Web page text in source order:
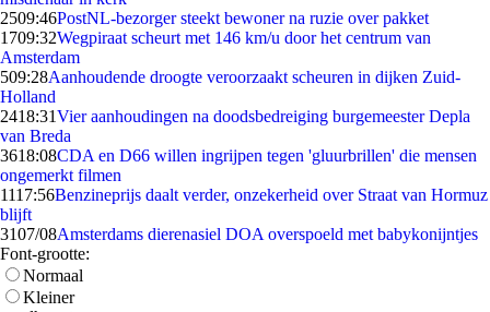
2509:46PostNL-bezorger steekt bewoner na ruzie over pakket
1709:32Wegpiraat scheurt met 146 km/u door het centrum van
Amsterdam
509:28Aanhoudende droogte veroorzaakt scheuren in dijken Zuid-
Holland
2418:31Vier aanhoudingen na doodsbedreiging burgemeester Depla
van Breda
3618:08CDA en D66 willen ingrijpen tegen 'gluurbrillen' die mensen
ongemerkt filmen
1117:56Benzineprijs daalt verder, onzekerheid over Straat van Hormuz
blijft
3107/08Amsterdams dierenasiel DOA overspoeld met babykonijntjes
Font-grootte:
Normaal
Kleiner